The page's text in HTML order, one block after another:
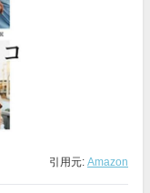
引用元: Amazon